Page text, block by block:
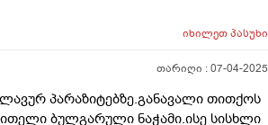
იხილეთპასუხი
თარიღი :07-04-2025
პარაზიტებზე.განავალი თითქოს
ბულგარული ნაჭამი.ისე სისხლი